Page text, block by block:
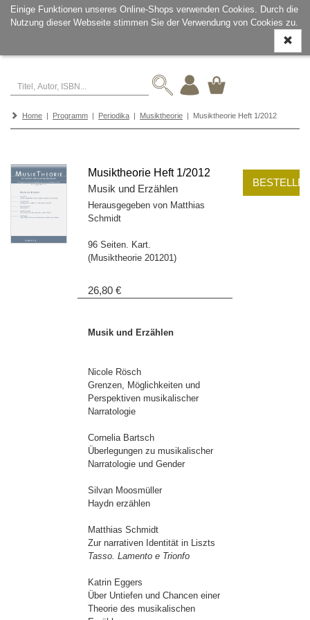
Einige Funktionen unseres Online-Shops verwenden Cookies. Durch die
Nutzung dieser Webseite stimmen Sie der Verwendung von Cookies zu.
ein-/
Home | Programm | Periodika | Musiktheorie | Musiktheorie Heft 1/2012
Musiktheorie Heft 1/2012
Musik und Erzählen
Herausgegeben von Matthias
Schmidt
96 Seiten. Kart.
(Musiktheorie 201201)
26,80 €
Musik und Erzählen
Nicole Rösch
Grenzen, Möglichkeiten und
Perspektiven musikalischer
Narratologie
Cornelia Bartsch
Überlegungen zu musikalischer
Narratologie und Gender
Silvan Moosmüller
Haydn erzählen
Matthias Schmidt
Zur narrativen Identität in Liszts
Tasso. Lamento e Trionfo
Katrin Eggers
Über Untiefen und Chancen einer
Theorie des musikalischen